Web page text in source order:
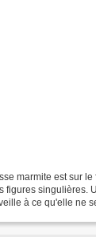
marmite est sur
figures singulières.
à ce qu'elle ne